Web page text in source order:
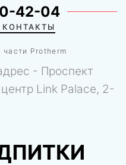
Protherm
42-04
- Проспект
Link Palace, 2-